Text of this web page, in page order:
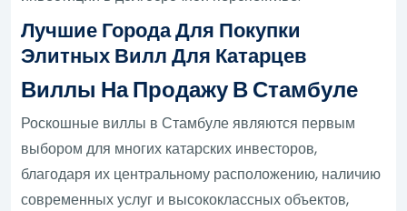
Лучшие Города Для Покупки
Элитных Вилл Для Катарцев
Виллы На Продажу В Стамбуле
Роскошные виллы в Стамбуле являются первым
выбором для многих катарских инвесторов,
благодаря их центральному расположению, наличию
современных услуг и высококлассных объектов,